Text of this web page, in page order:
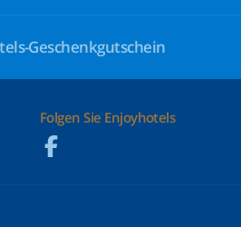
Geschenkgutschein
Folgen Sie Enjoyhotels